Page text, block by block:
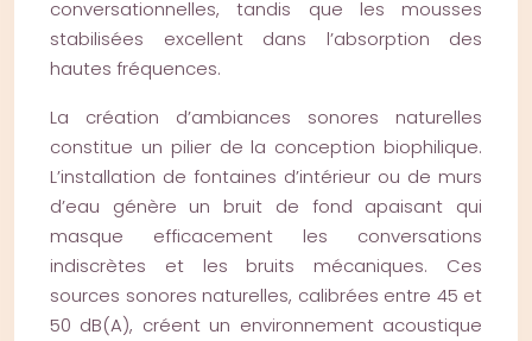
conversationnelles, tandis que les mousses
stabilisées excellent dans l’absorption des
hautes fréquences.
La création d’ambiances sonores naturelles
constitue un pilier de la conception biophilique.
L’installation de fontaines d’intérieur ou de murs
d’eau génère un bruit de fond apaisant qui
masque efficacement les conversations
indiscrètes et les bruits mécaniques. Ces
sources sonores naturelles, calibrées entre 45 et
50 dB(A), créent un environnement acoustique